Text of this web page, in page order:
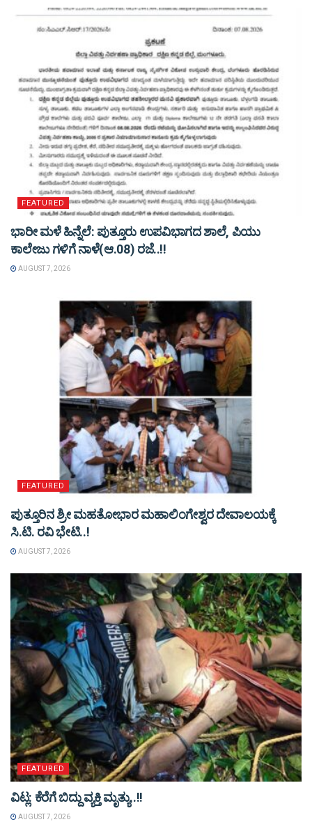
FEATURED
ಭಾರೀ ಮಳೆ ಹಿನ್ನೆಲೆ: ಪುತ್ತೂರು ಉಪವಿಭಾಗದ ಶಾಲೆ, ಪಿಯು
ಕಾಲೇಜು ಗಳಿಗೆ ನಾಳೆ(ಆ.08) ರಜೆ..!!
AUGUST 7, 2026
FEATURED
ಪುತ್ತೂರಿನ ಶ್ರೀ ಮಹತೋಭಾರ ಮಹಾಲಿಂಗೇಶ್ವರ ದೇವಾಲಯಕ್ಕೆ
ಸಿ.ಟಿ. ರವಿ ಭೇಟಿ..!
AUGUST 7, 2026
FEATURED
ವಿಟ್ಲ: ಕೆರೆಗೆ ಬಿದ್ದು ವ್ಯಕ್ತಿ ಮೃತ್ಯು..!!
AUGUST 7, 2026